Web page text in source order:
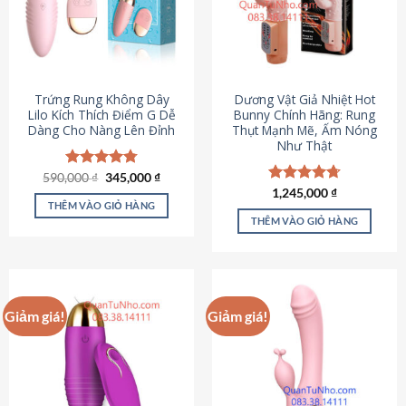
Trứng Rung Không Dây
Lilo Kích Thích Điểm G Dễ
Dàng Cho Nàng Lên Đỉnh
Được xếp
hạng4.79
5 sao
590,000₫ Giá
là:
590,000 ₫.
345,000₫Giá
tại
345,000 ₫.
THÊM VÀO GIỎ HÀNG
Dương Vật Giả Nhiệt Hot
Bunny Chính Hãng: Rung
Thụt Mạnh Mẽ, Ấm Nóng
Như Thật
Được xếp
hạng4.73
5 sao
1,245,000₫
THÊM VÀO GIỎ HÀNG
Giảm giá! Giảm giá!